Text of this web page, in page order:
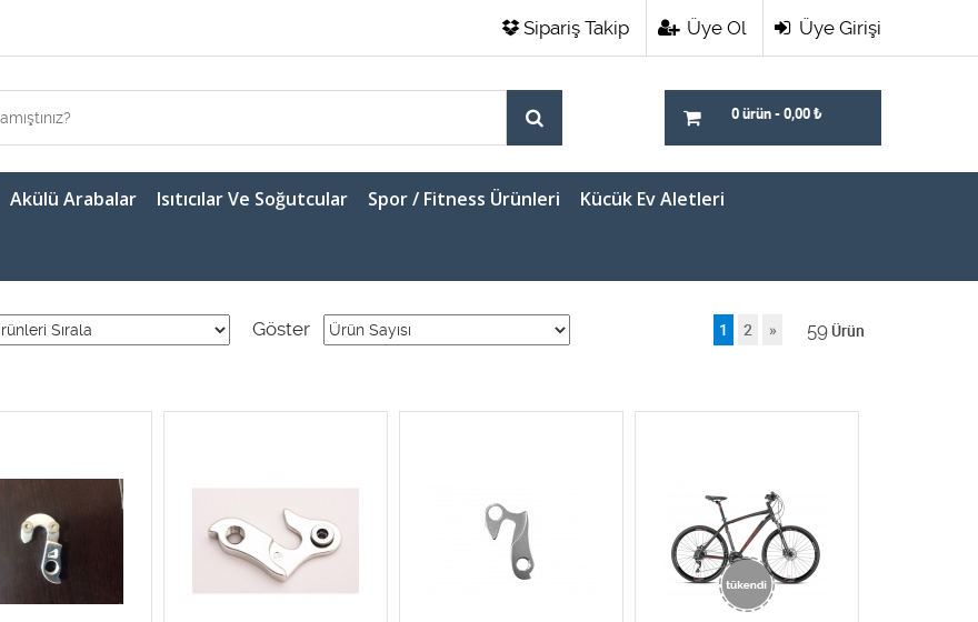
Üye Girişi
Üye Ol
Sipariş Takip
0 ürün - 0,00 ₺
Akülü Arabalar Isıtıcılar Ve Soğutcular Spor / Fitness Ürünleri Kücük Ev Aletleri
Göster 59Ürün
1 2 »